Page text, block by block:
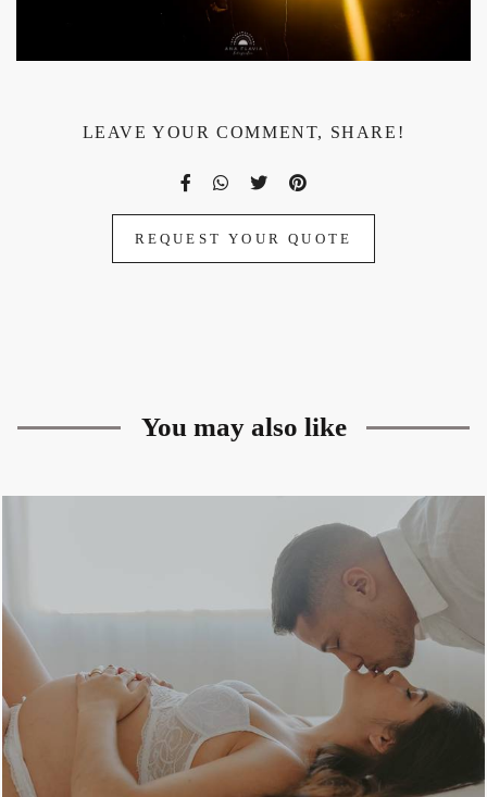
LEAVE YOUR COMMENT, SHARE!
REQUEST YOUR QUOTE
You may also like
2373 77